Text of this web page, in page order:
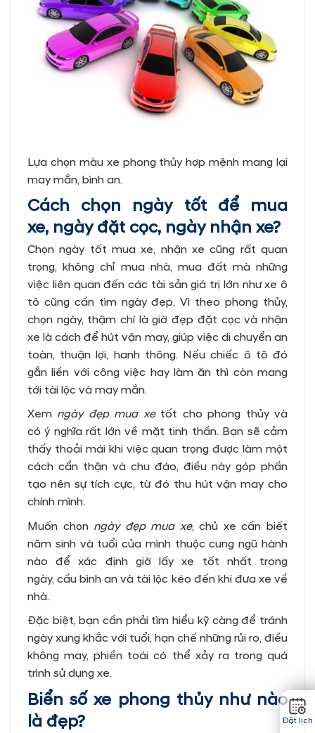
Lựa chọn màu xe phong thủy hợp mệnh mang lại
may mắn, bình an.
Cách chọn ngày tốt để mua
xe, ngày đặt cọc, ngày nhận xe?
Chọn ngày tốt mua xe, nhận xe cũng rất quan
trọng, không chỉ mua nhà, mua đất mà những
việc liên quan đến các tài sản giá trị lớn như xe ô
tô cũng cần tìm ngày đẹp. Vì theo phong thủy,
chọn ngày, thậm chí là giờ đẹp đặt cọc và nhận
xe là cách để hút vận may, giúp việc di chuyển an
toàn, thuận lợi, hanh thông. Nếu chiếc ô tô đó
gắn liền với công việc hay làm ăn thì còn mang
tới tài lộc và may mắn.
Xem ngày đẹp mua xetốt cho phong thủy và
có ý nghĩa rất lớn về mặt tinh thần. Bạn sẽ cảm
thấy thoải mái khi việc quan trọng được làm một
cách cẩn thận và chu đáo, điều này góp phần
tạo nên sự tích cực, từ đó thu hút vận may cho
chính mình.
Muốn chọn ngày đẹp mua xe, chủ xe cần biết
năm sinh và tuổi của mình thuộc cung ngũ hành
nào để xác định giờ lấy xe tốt nhất trong
ngày, cầu bình an và tài lộc kéo đến khi đưa xe về
nhà.
Đặc biệt, bạn cần phải tìm hiểu kỹ càng để tránh
ngày xung khắc với tuổi, hạn chế những rủi ro, điều
không may, phiền toái có thể xảy ra trong quá
trình sử dụng xe.
Biển số xe phong thủy như nào
là đẹp?
Đặt lịch